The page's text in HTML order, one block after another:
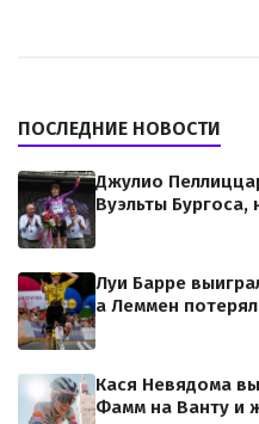
ПОСЛЕДНИЕ НОВОСТИ
Джулио
Вуэльты Бургоса,
Луи Барре
а Леммен
Кася Невядома
Фамм на Ванту и